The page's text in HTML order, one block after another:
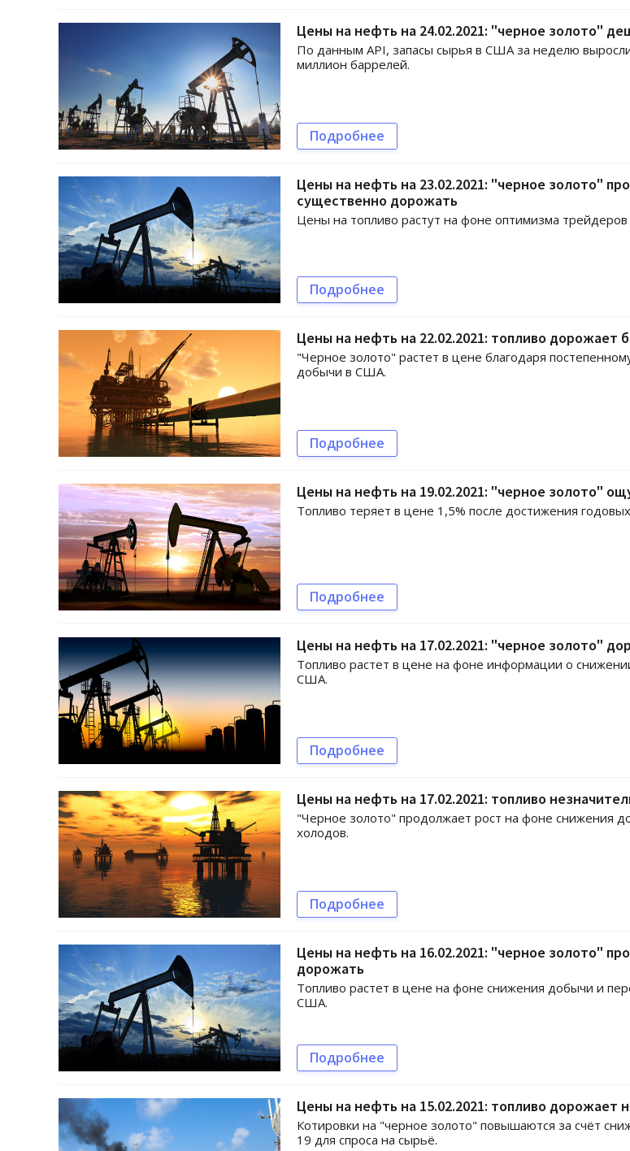
Цены на нефть на 24.02.2021: "черное золото"
По данным API, запасы сырья в США за неделю
миллион баррелей.
Подробнее
Цены на нефть на 23.02.2021: "черное золото"
существенно дорожать
Цены на топливо растут на фоне оптимизма трейдеров
Подробнее
Цены на нефть на 22.02.2021: топливо дорожает
"Черное золото" растет в цене благодаря
добычи в США.
Подробнее
Цены на нефть на 19.02.2021: "черное золото"
Топливо теряет в цене 1,5% после достижения
Подробнее
Цены на нефть на 17.02.2021: "черное золото"
Топливо растет в цене на фоне информации о
США.
Подробнее
Цены на нефть на 17.02.2021: топливо
"Черное золото" продолжает рост на фоне снижения
холодов.
Подробнее
Цены на нефть на 16.02.2021: "черное золото"
дорожать
Топливо растет в цене на фоне снижения добычи и
США.
Подробнее
Цены на нефть на 15.02.2021: топливо дорожает
Котировки на "черное золото" повышаются за счёт
19 для спроса на сырьё.